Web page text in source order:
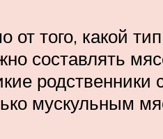
того, какой
составлять
мускульным